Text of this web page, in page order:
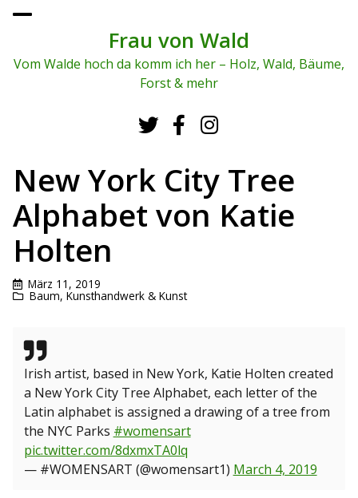
To
me
Frau von Wald
Vom Walde hoch da komm ich her – Holz, Wald, Bäume,
Forst & mehr
New York City Tree
Alphabet von Katie
Holten
März 11, 2019
Baum, Kunsthandwerk & Kunst
Irish artist, based in New York, Katie Holten created
a New York City Tree Alphabet, each letter of the
Latin alphabet is assigned a drawing of a tree from
the NYC Parks #womensart
pic.twitter.com/8dxmxTA0lq
— #WOMENSART (@womensart1) March 4, 2019